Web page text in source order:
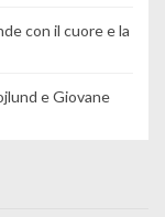
con il cuore e la
e Giovane